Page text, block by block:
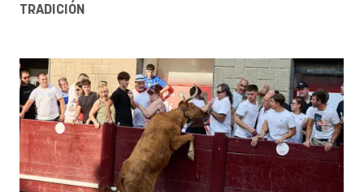
TRADICIÓN